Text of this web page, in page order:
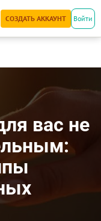
СОЗДАТЬ АККАУНТ Войти
вас не